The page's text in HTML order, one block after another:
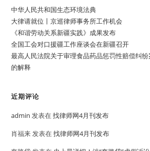
中华人民共和国生态环境法典
大律请就位丨京巡律师事务所工作机会
《和谐劳动关系新疆实践》成果发布
全国工会对口援疆工作座谈会在新疆召开
最高人民法院关于审理食品药品惩罚性赔偿纠
的解释
近期评论
admin 发表在找律师网4月刊发布
肖福来发表在找律师网4月刊发布